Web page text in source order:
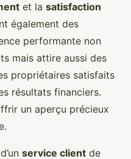
et la satisfaction
également des
performante non
mais attire aussi des
propriétaires satisfaits
résultats financiers.
un aperçu précieux
service client de